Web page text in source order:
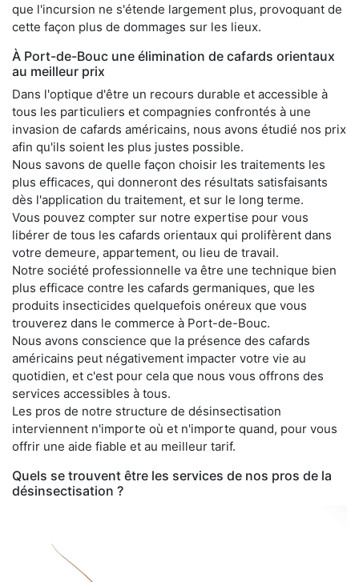
que l'incursion ne s'étende largement plus, provoquant de
cette façon plus de dommages sur les lieux.
À Port-de-Bouc une élimination de cafards orientaux
au meilleur prix
Dans l'optique d'être un recours durable et accessible à
tous les particuliers et compagnies confrontés à une
invasion de cafards américains, nous avons étudié nos prix
afin qu'ils soient les plus justes possible.
Nous savons de quelle façon choisir les traitements les
plus efficaces, qui donneront des résultats satisfaisants
dès l'application du traitement, et sur le long terme.
Vous pouvez compter sur notre expertise pour vous
libérer de tous les cafards orientaux qui prolifèrent dans
votre demeure, appartement, ou lieu de travail.
Notre société professionnelle va être une technique bien
plus efficace contre les cafards germaniques, que les
produits insecticides quelquefois onéreux que vous
trouverez dans le commerce à Port-de-Bouc.
Nous avons conscience que la présence des cafards
américains peut négativement impacter votre vie au
quotidien, et c'est pour cela que nous vous offrons des
services accessibles à tous.
Les pros de notre structure de désinsectisation
interviennent n'importe où et n'importe quand, pour vous
offrir une aide fiable et au meilleur tarif.
Quels se trouvent être les services de nos pros de la
désinsectisation ?